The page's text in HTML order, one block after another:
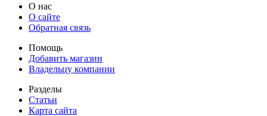
О нас
О сайте
Обратная связь
Помощь
Добавить магазин
Владельцу компании
Разделы
Статьи
Карта сайта